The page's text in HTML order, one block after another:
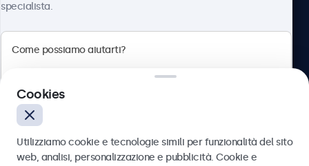
Italiano
specialista.
Cookies
Utilizziamo cookie e tecnologie simili per funzionalità del sito
web, analisi, personalizzazione e pubblicità. Cookie e